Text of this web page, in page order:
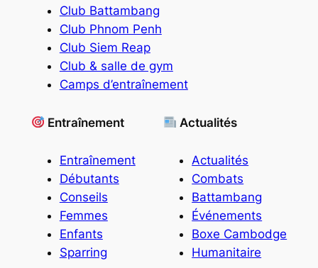
Club Battambang
Club Phnom Penh
Club Siem Reap
Club & salle de gym
Camps d’entraînement
Entraînement
Entraînement
Débutants
Conseils
Femmes
Enfants
Sparring
Actualités
Actualités
Combats
Battambang
Événements
Boxe Cambodge
Humanitaire